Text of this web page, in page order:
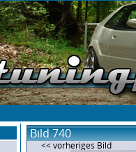
Bild 740
<< vorheriges Bild